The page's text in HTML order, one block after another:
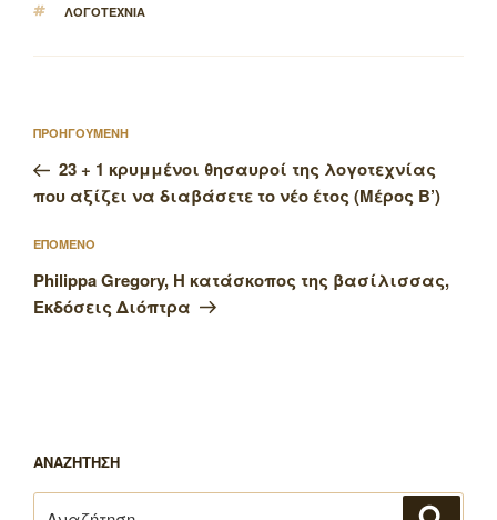
ΕΤΙΚΕΤΕΣ
ΛΟΓΟΤΕΧΝΙΑ
άρθρων
Προηγούμενο
άρθρο
ΠΡΟΗΓΟΥΜΕΝΗ
23 + 1 κρυμμένοι θησαυροί της λογοτεχνίας
που αξίζει να διαβάσετε το νέο έτος (Μέρος Β’)
Επόμενο
άρθρο
ΕΠΟΜΕΝΟ
Philippa Gregory, Η κατάσκοπος της βασίλισσας,
Εκδόσεις Διόπτρα
ΑΝΑΖΗΤΗΣΗ